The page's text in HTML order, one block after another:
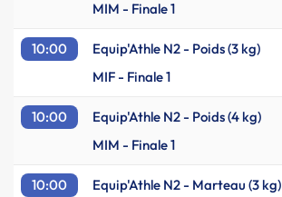
MIM - Finale 1
10:00 Equip'Athle N2 - Poids (3 kg)
MIF - Finale 1
10:00 Equip'Athle N2 - Poids (4 kg)
MIM - Finale 1
10:00 Equip'Athle N2 - Marteau (3 kg)